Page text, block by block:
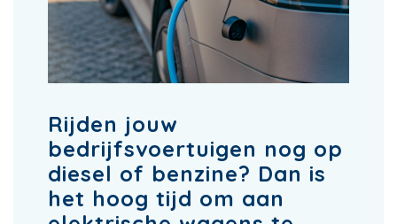
Rijden jouw
bedrijfsvoertuigen nog op
diesel of benzine? Dan is
het hoog tijd om aan